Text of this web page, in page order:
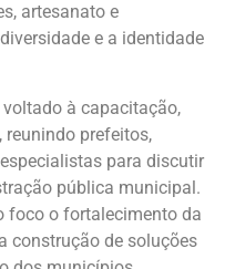
artesanato e
e a identidade
à capacitação,
prefeitos,
para discutir
pública municipal.
foco o fortalecimento da
construção de soluções